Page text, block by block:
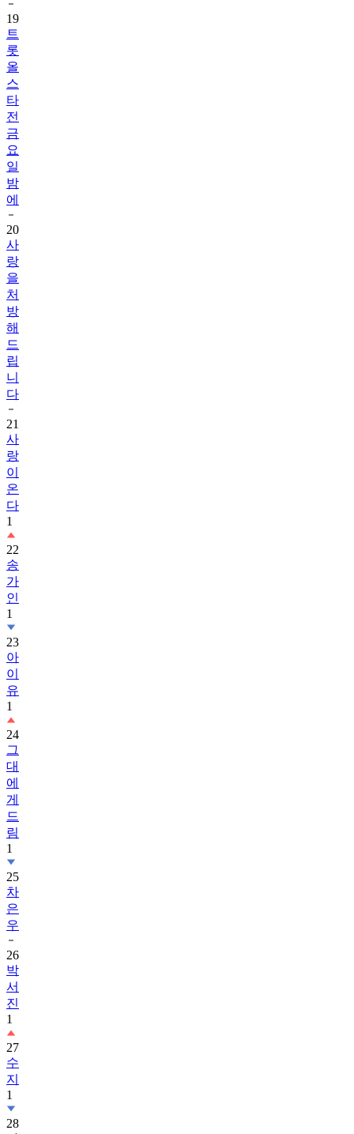
19
트
롯
올
스
타
전
금
요
일
밤
에
20
사
랑
을
처
방
해
드
립
니
다
21
사
랑
이
온
다
1
22
송
가
인
1
23
아
이
유
1
24
그
대
에
게
드
림
1
25
차
은
우
26
박
서
진
1
27
수
지
1
28